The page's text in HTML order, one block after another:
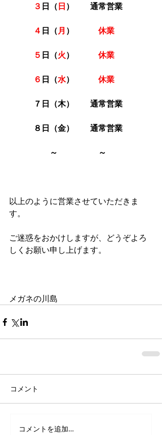
３ 日（日）　　通常営業
４ 日（月） 休業
５ 日（火） 休業
６ 日（水） 休業
７日（木）　　通常営業
８日（金）　　通常営業
～　　　　　～
以上のように営業させていただきま
す。
ご迷惑をおかけしますが、どうぞよろ
しくお願い申し上げます。
メガネの川島
コメント
コメントを追加…